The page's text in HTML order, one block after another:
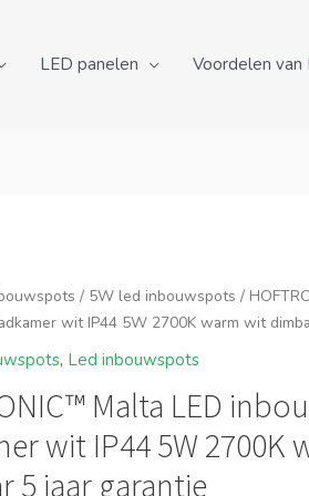
LED panelen Voordelen van
/ 5W led inbouwspots /
wit IP44 5W 2700K warm wit
, Led inbouwspots
Malta LED
wit IP44 5W 2700K
5 jaar garantie